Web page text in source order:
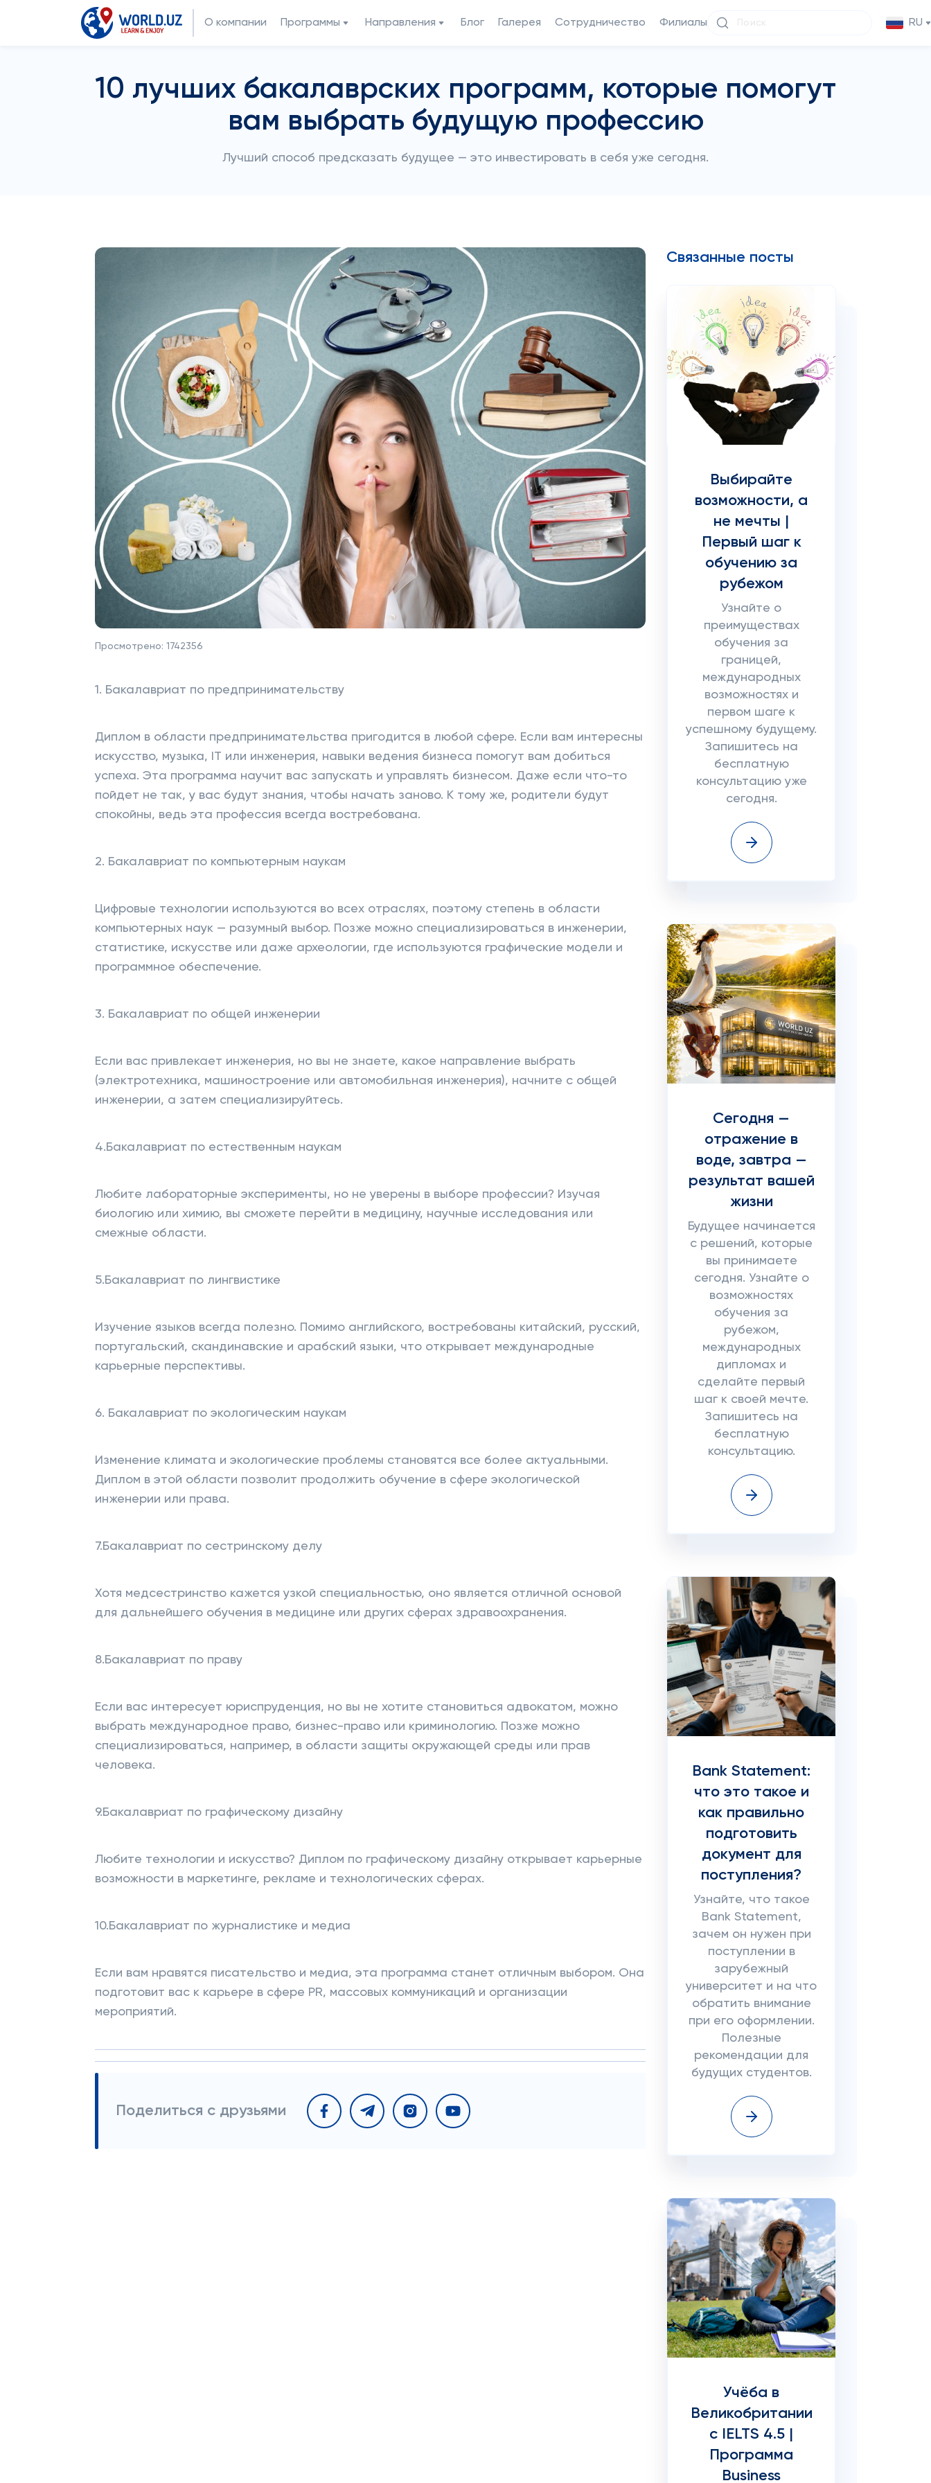
О компании Программы Направления Блог Галерея Сотрудничество Филиалы RU
10 лучших бакалаврских программ, которые помогут
вам выбрать будущую профессию
Лучший способ предсказать будущее — это инвестировать в себя уже сегодня.
Просмотрено: 1742356
1. Бакалавриат по предпринимательству
Диплом в области предпринимательства пригодится в любой сфере. Если вам интересны
искусство, музыка, IT или инженерия, навыки ведения бизнеса помогут вам добиться
успеха. Эта программа научит вас запускать и управлять бизнесом. Даже если что-то
пойдет не так, у вас будут знания, чтобы начать заново. К тому же, родители будут
спокойны, ведь эта профессия всегда востребована.
2. Бакалавриат по компьютерным наукам
Цифровые технологии используются во всех отраслях, поэтому степень в области
компьютерных наук — разумный выбор. Позже можно специализироваться в инженерии,
статистике, искусстве или даже археологии, где используются графические модели и
программное обеспечение.
3. Бакалавриат по общей инженерии
Если вас привлекает инженерия, но вы не знаете, какое направление выбрать
(электротехника, машиностроение или автомобильная инженерия), начните с общей
инженерии, а затем специализируйтесь.
4.Бакалавриат по естественным наукам
Любите лабораторные эксперименты, но не уверены в выборе профессии? Изучая
биологию или химию, вы сможете перейти в медицину, научные исследования или
смежные области.
5.Бакалавриат по лингвистике
Изучение языков всегда полезно. Помимо английского, востребованы китайский, русский,
португальский, скандинавские и арабский языки, что открывает международные
карьерные перспективы.
6. Бакалавриат по экологическим наукам
Изменение климата и экологические проблемы становятся все более актуальными.
Диплом в этой области позволит продолжить обучение в сфере экологической
инженерии или права.
7.Бакалавриат по сестринскому делу
Хотя медсестринство кажется узкой специальностью, оно является отличной основой
для дальнейшего обучения в медицине или других сферах здравоохранения.
8.Бакалавриат по праву
Если вас интересует юриспруденция, но вы не хотите становиться адвокатом, можно
выбрать международное право, бизнес-право или криминологию. Позже можно
специализироваться, например, в области защиты окружающей среды или прав
человека.
9.Бакалавриат по графическому дизайну
Любите технологии и искусство? Диплом по графическому дизайну открывает карьерные
возможности в маркетинге, рекламе и технологических сферах.
10.Бакалавриат по журналистике и медиа
Если вам нравятся писательство и медиа, эта программа станет отличным выбором. Она
подготовит вас к карьере в сфере PR, массовых коммуникаций и организации
мероприятий.
Поделиться с друзьями
Связанные посты
Выбирайте
возможности, а
не мечты |
Первый шаг к
обучению за
рубежом
Узнайте о
преимуществах
обучения за
границей,
международных
возможностях и
первом шаге к
успешному будущему.
Запишитесь на
бесплатную
консультацию уже
сегодня.
Сегодня —
отражение в
воде, завтра —
результат вашей
жизни
Будущее начинается
с решений, которые
вы принимаете
сегодня. Узнайте о
возможностях
обучения за
рубежом,
международных
дипломах и
сделайте первый
шаг к своей мечте.
Запишитесь на
бесплатную
консультацию.
Bank Statement:
что это такое и
как правильно
подготовить
документ для
поступления?
Узнайте, что такое
Bank Statement,
зачем он нужен при
поступлении в
зарубежный
университет и на что
обратить внимание
при его оформлении.
Полезные
рекомендации для
будущих студентов.
Учёба в
Великобритании
с IELTS 4.5 |
Программа
Business